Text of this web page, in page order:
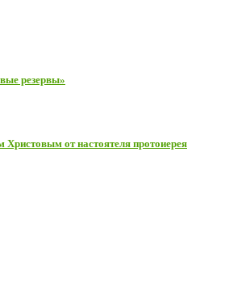
резервы»
Христовым от настоятеля протоиерея